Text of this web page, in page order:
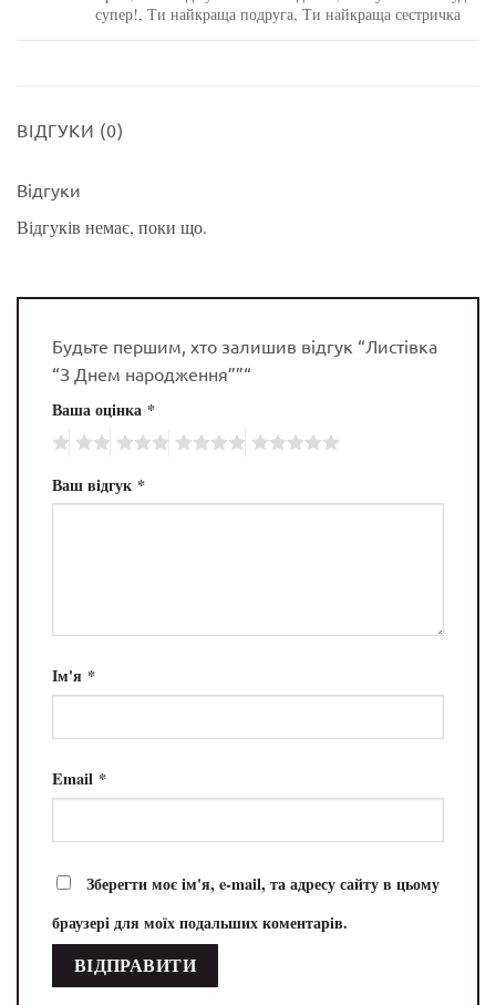
супер!, Ти найкраща подруга, Ти найкраща сестричка
ВІДГУКИ (0)
Відгуки
Відгуків немає, поки що.
Будьте першим, хто залишив відгук “Листівка
“З Днем народження””“
Ваша оцінка *
Ваш відгук *
Ім'я *
Email *
Зберегти моє ім'я, e-mail, та адресу сайту в цьому
браузері для моїх подальших коментарів.